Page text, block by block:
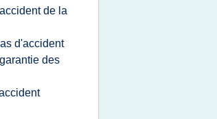
de la
d'accident
des